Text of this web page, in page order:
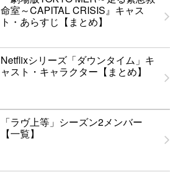
命室～CAPITAL CRISIS』キャス
ト・あらすじ【まとめ】
Netflixシリーズ「ダウンタイム」キ
ャスト・キャラクター【まとめ】
「ラヴ上等」シーズン2メンバー
【一覧】